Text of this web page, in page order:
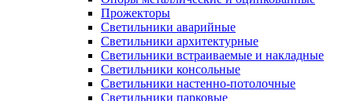
Прожекторы
Светильники аварийные
Светильники архитектурные
Светильники встраиваемые и накладные
Светильники консольные
Светильники настенно-потолочные
Светильники парковые